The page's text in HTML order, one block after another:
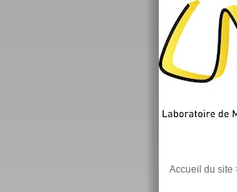
Accueil du site